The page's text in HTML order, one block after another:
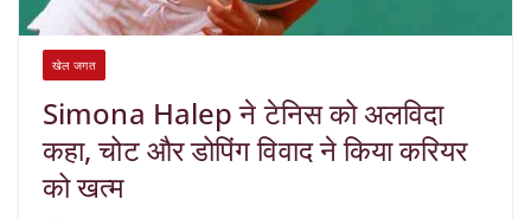
खेल जगत
Simona Halep ने टेनिस को अलविदा
कहा, चोट और डोपिंग विवाद ने किया करियर
को खत्म